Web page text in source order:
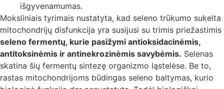
išgyvenamumas.
Moksliniais tyrimais nustatyta, kad seleno trūkumo sukelta
mitochondrijų disfunkcija yra susijusi su trimis priežastimis
seleno fermentų, kurie pasižymi antioksidacinėmis,
antitoksinėmis ir antinekrozinėmis savybėmis. Selenas
skatina šių fermentų sintezę organizmo ląstelėse. Be to,
rastas mitochondrijoms būdingas seleno baltymas, kurio